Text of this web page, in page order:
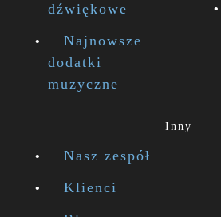
dźwiękowe
Najnowsze
dodatki
muzyczne
Inny
Nasz zespół
Klienci